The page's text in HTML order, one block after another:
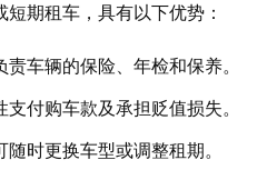
期租车，具有以下优势：
车辆的保险、年检和保养。
支付购车款及承担贬值损失。
随时更换车型或调整租期。